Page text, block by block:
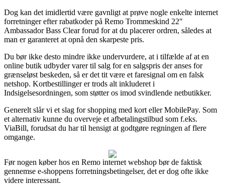
Dog kan det imidlertid være gavnligt at prøve nogle enkelte internet
forretninger efter rabatkoder på Remo Trommeskind 22″
Ambassador Bass Clear forud for at du placerer ordren, således at
man er garanteret at opnå den skarpeste pris.
Du bør ikke desto mindre ikke undervurdere, at i tilfælde af at en
online butik udbyder varer til salg for en salgspris der anses for
grænseløst beskeden, så er det tit være et faresignal om en falsk
netshop. Kortbestillinger er trods alt inkluderet i
Indsigelsesordningen, som støtter os imod svindlende netbutikker.
Generelt slår vi et slag for shopping med kort eller MobilePay. Som
et alternativ kunne du overveje et afbetalingstilbud som f.eks.
ViaBill, forudsat du har til hensigt at godtgøre regningen af flere
omgange.
Før nogen køber hos en Remo internet webshop bør de faktisk
gennemse e-shoppens forretningsbetingelser, det er dog ofte ikke
videre interessant.